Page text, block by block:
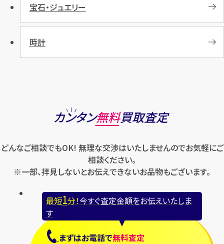
宝石・ジュエリー
時計
カンタン無料買取査定
どんなご相談でもOK! 無理な交渉はいたしませんのでお気軽にご
相談ください。
※一部、拝見しないとお伝えできないお品物もございます。
最短1分！今すぐ査定金額をお伝えいたしま
す
まずはお電話で無料査定